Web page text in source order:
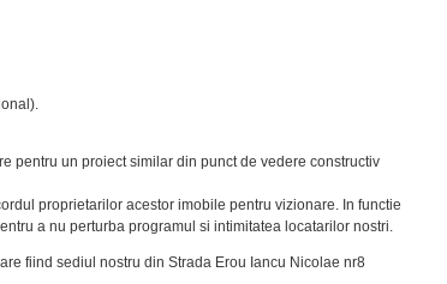
pentru un proiect similar din punct de vedere constructiv
proprietarilor acestor imobile pentru vizionare. In functie
a nu perturba programul si intimitatea locatarilor nostri.
fiind sediul nostru din Strada Erou Iancu Nicolae nr8